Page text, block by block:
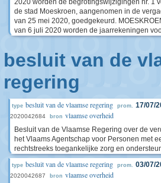
2020 worden de begrotingswijzigingen nr. 1
de stad Moeskroen, aangenomen in de
van 25 mei 2020, goedgekeurd.
van 6 juli 2020 worden de jaarrekeningen
besluit van de
regering
type besluit van de vlaamse regering prom. 17/07/
2020042684 bron vlaamse overheid
Besluit van de Vlaamse Regering over de
het Vlaams Agentschap voor Personen met
rechtstreeks toegankelijke zorg en
type besluit van de vlaamse regering prom. 03/07/
2020042687 bron vlaamse overheid